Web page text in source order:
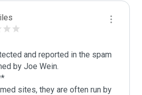
and reported in the spam
by Joe Wein.
sites, they are often run by